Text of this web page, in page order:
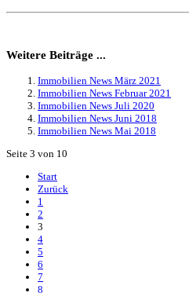
Weitere Beiträge ...
Immobilien News März 2021
Immobilien News Februar 2021
Immobilien News Juli 2020
Immobilien News Juni 2018
Immobilien News Mai 2018
Seite 3 von 10
Start
Zurück
1
2
3
4
5
6
7
8